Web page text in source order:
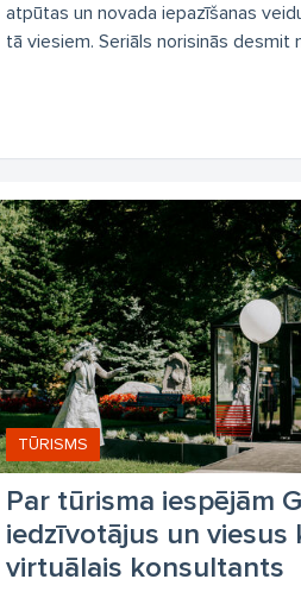
atpūtas un novada iepazīšanas
tā viesiem. Seriāls norisinās desmit
Par tūrisma iespējām
iedzīvotājus un viesus
virtuālais konsultants
TŪRISMS